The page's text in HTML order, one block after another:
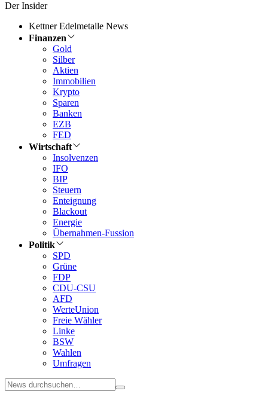
Der Insider
Kettner Edelmetalle News
Finanzen
Gold
Silber
Aktien
Immobilien
Krypto
Sparen
Banken
EZB
FED
Wirtschaft
Insolvenzen
IFO
BIP
Steuern
Enteignung
Blackout
Energie
Übernahmen-Fussion
Politik
SPD
Grüne
FDP
CDU-CSU
AFD
WerteUnion
Freie Wähler
Linke
BSW
Wahlen
Umfragen